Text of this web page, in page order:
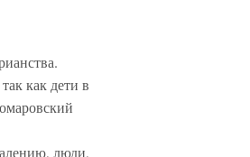
как дети в
люди,